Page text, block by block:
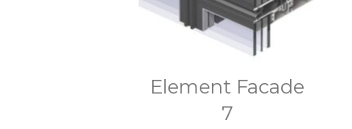
Element Facade
7